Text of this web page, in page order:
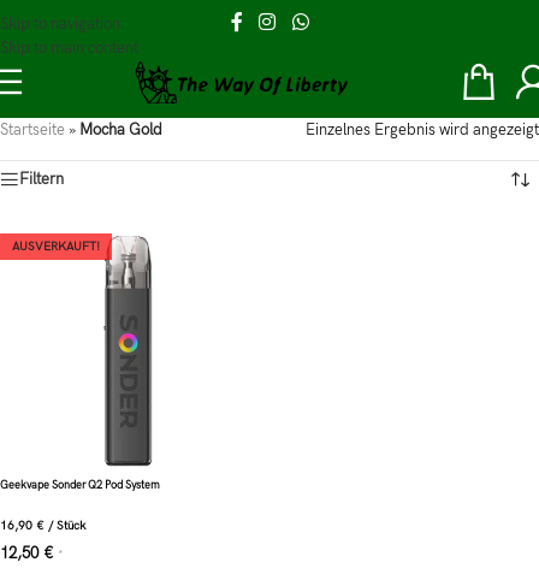
Skip to navigation
Skip to main content
Startseite » Mocha Gold Einzelnes Ergebnis wird angezeigt
Filtern
AUSVERKAUFT!
Geekvape Sonder Q2 Pod System
16,90 € /Stück
12,50 € *